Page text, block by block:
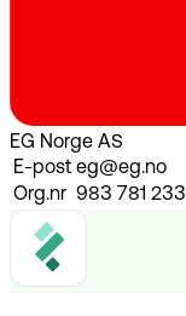
EG Norge AS
E-post eg@eg.no
Org.nr 983 781 233